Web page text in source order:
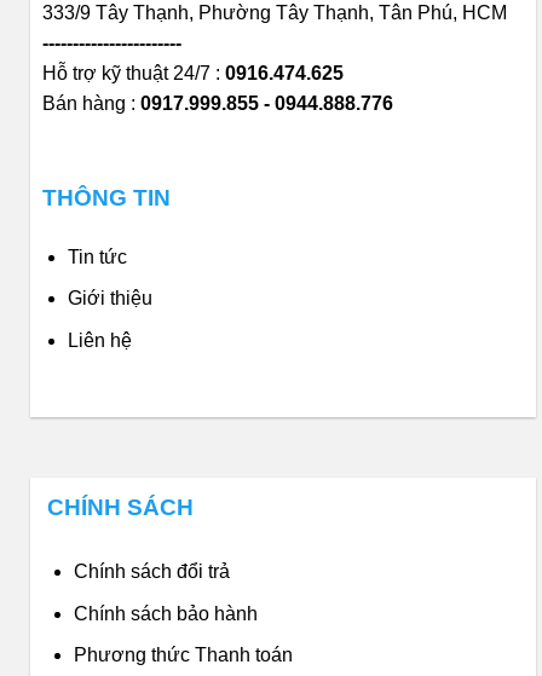
333/9 Tây Thạnh, Phường Tây Thạnh, Tân Phú, HCM
-----------------------
Hỗ trợ kỹ thuật 24/7 : 0916.474.625
Bán hàng : 0917.999.855 - 0944.888.776
THÔNG TIN
Tin tức
Giới thiệu
Liên hệ
CHÍNH SÁCH
Chính sách đổi trả
Chính sách bảo hành
Phương thức Thanh toán